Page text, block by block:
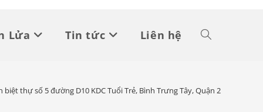
Lửa Tin tức Liên hệ Toggle
website
biệt thự số 5 đường D10 KDC Tuổi Trẻ, Bình Trưng Tây, Quận 2